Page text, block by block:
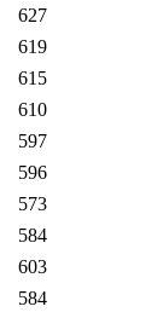
627
619
615
610
597
596
573
584
603
584